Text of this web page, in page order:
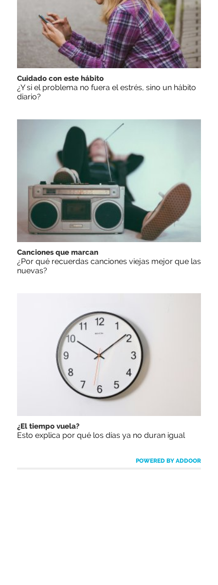
Cuidado con este hábito
¿Y si el problema no fuera el estrés, sino un hábito
diario?
Canciones que marcan
¿Por qué recuerdas canciones viejas mejor que las
nuevas?
¿El tiempo vuela?
Esto explica por qué los días ya no duran igual
POWERED BY ADDOOR